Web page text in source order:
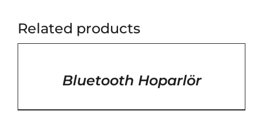
Related products
Bluetooth Hoparlör